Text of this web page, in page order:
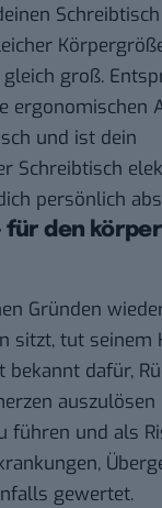
groß.
ergonomischen
und ist dein
Schreibtisch
persönlich
für den
Gründen
sitzt, tut seinem
bekannt dafür,
auszulösen
führen und als
gewertet.